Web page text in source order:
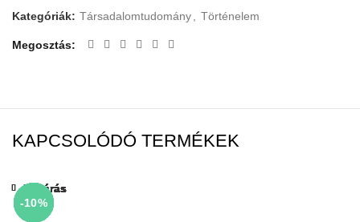
Kategóriák: Társadalomtudomány, Történelem
Megosztás
KAPCSOLÓDÓ TERMÉKEK
-10%
Bezárás
-10%
Bezárás
-10%
Bezárás
-10%
Bezárás
-10%
Bezárás
-10%
Bezárás
-10%
Bezárás
-10%
Bezárás